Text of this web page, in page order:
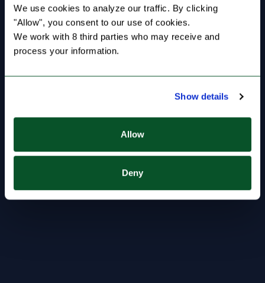
We use cookies to analyze our traffic. By clicking
"Allow", you consent to our use of cookies.
We work with 8 third parties who may receive and
process your information.
Show details
Allow
Deny